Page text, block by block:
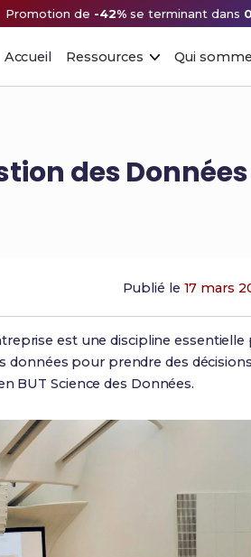
Promotion de -42%se terminant dans
Accueil Ressources Qui
des
Publié le 17 mars
est une discipline
données pour prendre des
BUT Science des Données.